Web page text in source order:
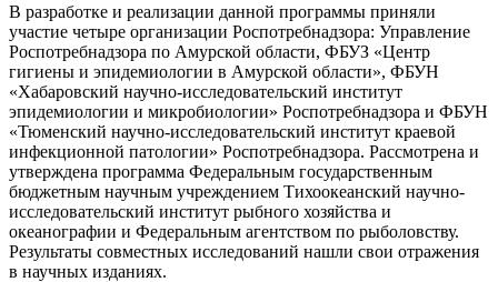
В разработке и реализации данной программы приняли
участие четыре организации Роспотребнадзора: Управление
Роспотребнадзора по Амурской области, ФБУЗ «Центр
гигиены и эпидемиологии в Амурской области», ФБУН
«Хабаровский научно-исследовательский институт
эпидемиологии и микробиологии» Роспотребнадзора и ФБУН
«Тюменский научно-исследовательский институт краевой
инфекционной патологии» Роспотребнадзора. Рассмотрена и
утверждена программа Федеральным государственным
бюджетным научным учреждением Тихоокеанский научно-
исследовательский институт рыбного хозяйства и
океанографии и Федеральным агентством по рыболовству.
Результаты совместных исследований нашли свои отражения
в научных изданиях.